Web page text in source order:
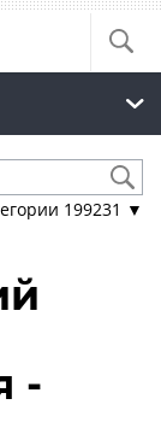
199231 ▼
-